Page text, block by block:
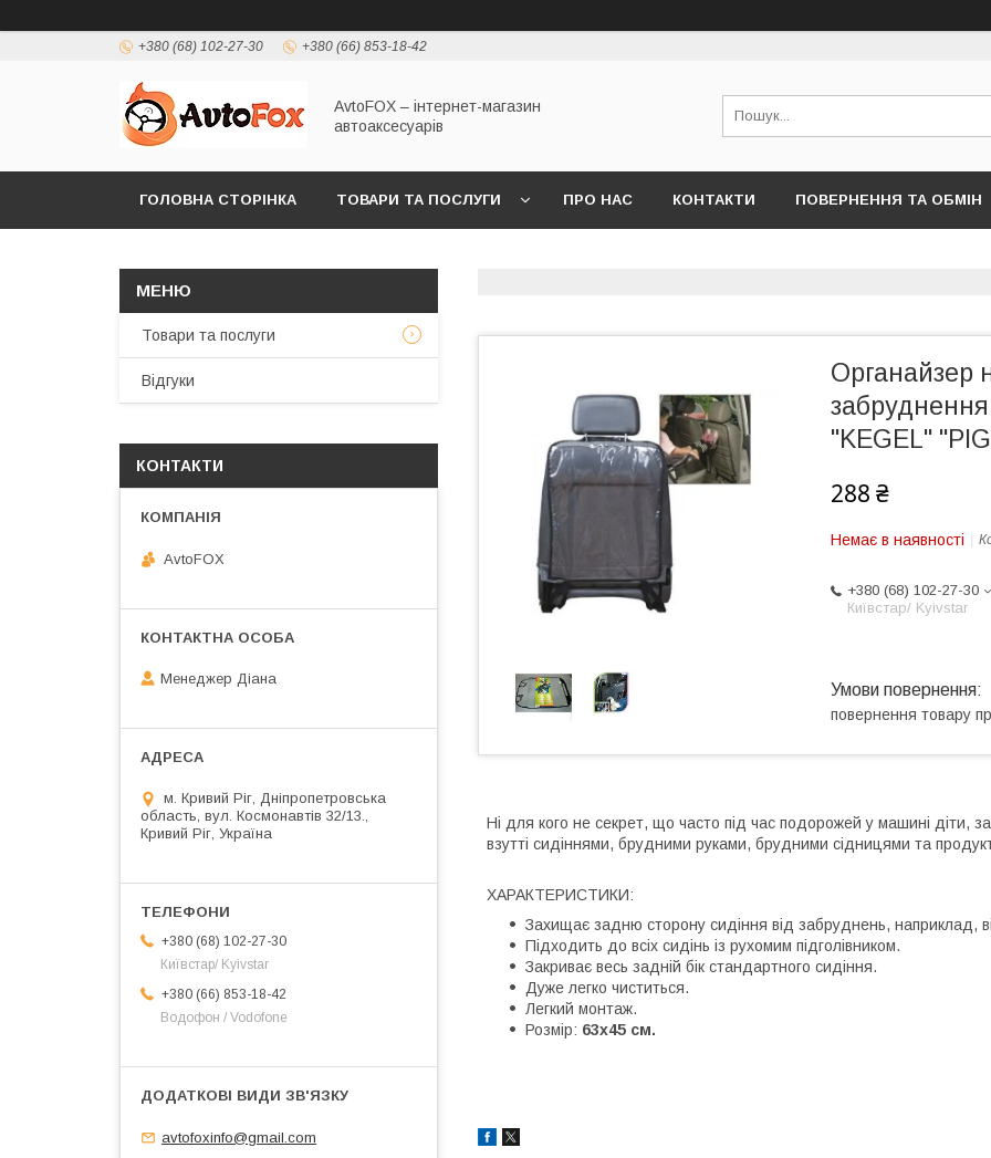
+380 (68) 102-27-30 +380 (66) 853-18-42
AvtoFOX – інтернет-магазин
автоаксесуарів
ГОЛОВНА СТОРІНКА ТОВАРИ ТА ПОСЛУГИ ПРО НАС КОНТАКТИ ПОВЕРНЕННЯ ТА ОБМІН
Органайзер
"KEGEL"
288 ₴
Немає в наявності
+380 (68) 102-27-30
Київстар/ Kyivstar
повернення товару
Ні для кого не секрет, що часто під час подорожей у машині діти,
взутті сидіннями, брудними руками, брудними сідницями та
ХАРАКТЕРИСТИКИ:
Захищає задню сторону сидіння від забруднень, наприклад,
Підходить до всіх сидінь із рухомим підголівником.
Закриває весь задній бік стандартного сидіння.
Дуже легко чиститься.
Легкий монтаж.
Розмір: 63x45 см.
Товари та послуги
Відгуки
КОНТАКТИ
AvtoFOX
Менеджер Діана
м. Кривий Ріг, Дніпропетровська
область, вул. Космонавтів 32/13.,
Кривий Ріг, Україна
+380 (68) 102-27-30
Київстар/ Kyivstar
+380 (66) 853-18-42
Водофон / Vodofone
avtofoxinfo@gmail.com